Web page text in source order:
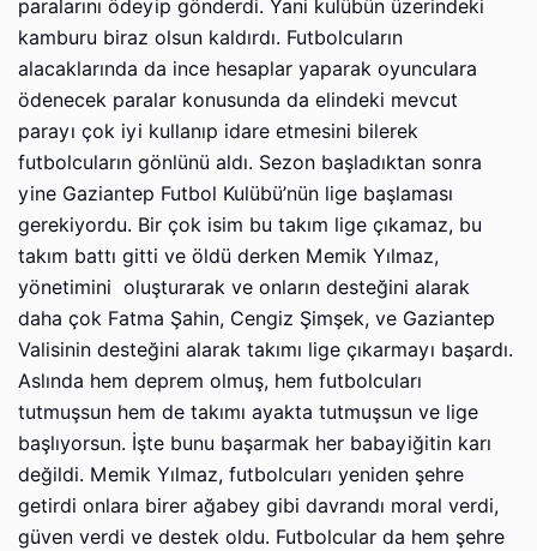
paralarını ödeyip gönderdi. Yani kulübün üzerindeki
kamburu biraz olsun kaldırdı. Futbolcuların
alacaklarında da ince hesaplar yaparak oyunculara
ödenecek paralar konusunda da elindeki mevcut
parayı çok iyi kullanıp idare etmesini bilerek
futbolcuların gönlünü aldı. Sezon başladıktan sonra
yine Gaziantep Futbol Kulübü’nün lige başlaması
gerekiyordu. Bir çok isim bu takım lige çıkamaz, bu
takım battı gitti ve öldü derken Memik Yılmaz,
yönetimini oluşturarak ve onların desteğini alarak
daha çok Fatma Şahin, Cengiz Şimşek, ve Gaziantep
Valisinin desteğini alarak takımı lige çıkarmayı başardı.
Aslında hem deprem olmuş, hem futbolcuları
tutmuşsun hem de takımı ayakta tutmuşsun ve lige
başlıyorsun. İşte bunu başarmak her babayiğitin karı
değildi. Memik Yılmaz, futbolcuları yeniden şehre
getirdi onlara birer ağabey gibi davrandı moral verdi,
güven verdi ve destek oldu. Futbolcular da hem şehre